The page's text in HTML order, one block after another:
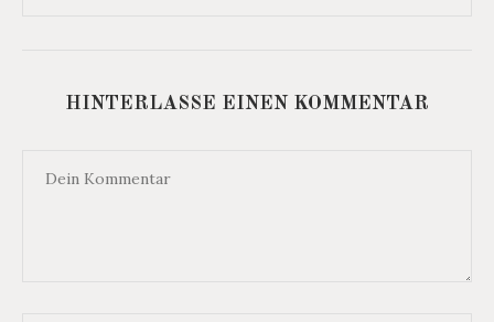
HINTERLASSE EINEN KOMMENTAR